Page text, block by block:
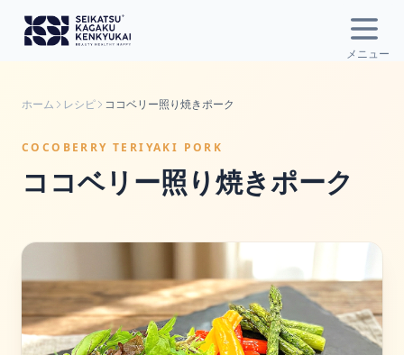
メニュー
ホーム レシピ ココベリー照り焼きポーク
COCOBERRY TERIYAKI PORK
ココベリー照り焼きポーク